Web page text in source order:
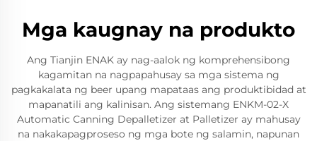
Mga kaugnay na produkto
Ang Tianjin ENAK ay nag-aalok ng komprehensibong
kagamitan na nagpapahusay sa mga sistema ng
pagkakalata ng beer upang mapataas ang produktibidad at
mapanatili ang kalinisan. Ang sistemang ENKM-02-X
Automatic Canning Depalletizer at Palletizer ay mahusay
na nakakapagproseso ng mga bote ng salamin, napunan